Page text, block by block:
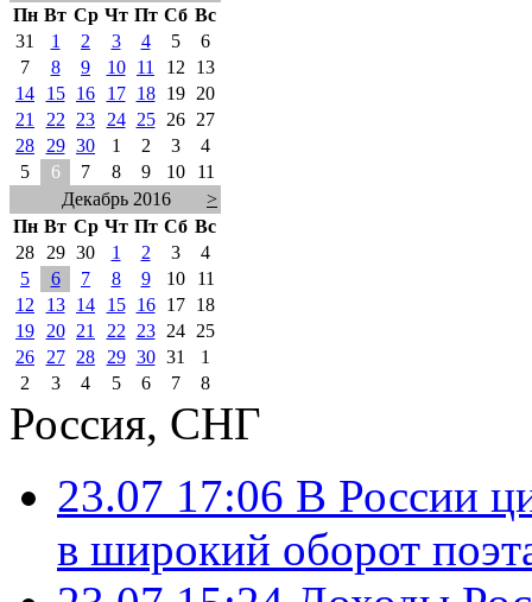
Пн Вт Ср Чт Пт Сб Вс
31
1 2 3 4 5
6
7
8 9 10 11 12
13
14
15 16 17 18 19
20
21
22 23 24 25 26
27
28
29 30 1 2 3
4
5
6 7 8 9 10
11
Декабрь 2016
>
Пн Вт Ср Чт Пт Сб Вс
28
29 30 1 2 3
4
5
6 7 8 9 10
11
12
13 14 15 16 17
18
19
20 21 22 23 24
25
26
27 28 29 30 31
1
2
3 4 5 6 7 8
Россия, СНГ
23.07 17:06 В России
в широкий оборот